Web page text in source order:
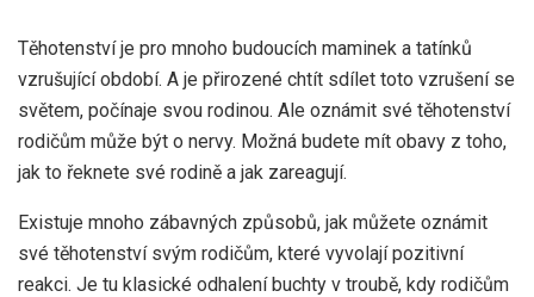
Těhotenství je pro mnoho budoucích maminek a tatínků
vzrušující období. A je přirozené chtít sdílet toto vzrušení se
světem, počínaje svou rodinou. Ale oznámit své těhotenství
rodičům může být o nervy. Možná budete mít obavy z toho,
jak to řeknete své rodině a jak zareagují.
Existuje mnoho zábavných způsobů, jak můžete oznámit
své těhotenství svým rodičům, které vyvolají pozitivní
reakci. Je tu klasické odhalení buchty v troubě, kdy rodičům